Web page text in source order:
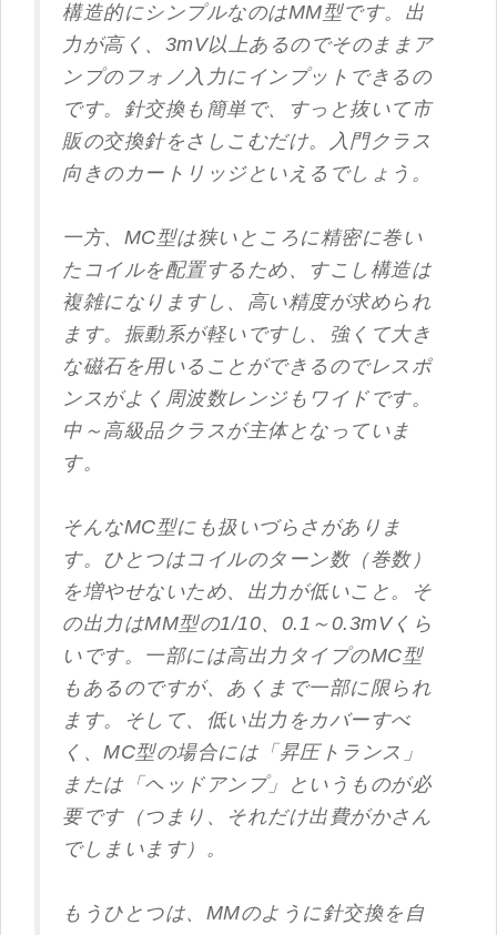
構造的にシンプルなのはMM型です。出
力が高く、3mV以上あるのでそのままア
ンプのフォノ入力にインプットできるの
です。針交換も簡単で、すっと抜いて市
販の交換針をさしこむだけ。入門クラス
向きのカートリッジといえるでしょう。
一方、MC型は狭いところに精密に巻い
たコイルを配置するため、すこし構造は
複雑になりますし、高い精度が求められ
ます。振動系が軽いですし、強くて大き
な磁石を用いることができるのでレスポ
ンスがよく周波数レンジもワイドです。
中～高級品クラスが主体となっていま
す。
そんなMC型にも扱いづらさがありま
す。ひとつはコイルのターン数（巻数）
を増やせないため、出力が低いこと。そ
の出力はMM型の1/10、0.1～0.3mVくら
いです。一部には高出力タイプのMC型
もあるのですが、あくまで一部に限られ
ます。そして、低い出力をカバーすべ
く、MC型の場合には「昇圧トランス」
または「ヘッドアンプ」というものが必
要です（つまり、それだけ出費がかさん
でしまいます）。
もうひとつは、MMのように針交換を自